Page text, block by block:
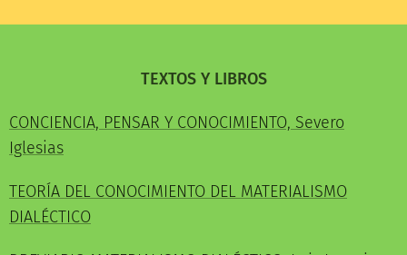
TEXTOS Y LIBROS
CONCIENCIA, PENSAR Y CONOCIMIENTO, Severo
Iglesias
TEORÍA DEL CONOCIMIENTO DEL MATERIALISMO
DIALÉCTICO